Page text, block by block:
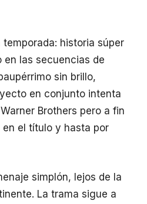
historia súper
en las secuencias de
sin brillo,
en conjunto intenta
Brothers pero a fin
el título y hasta por
simplón, lejos de la
La trama sigue a